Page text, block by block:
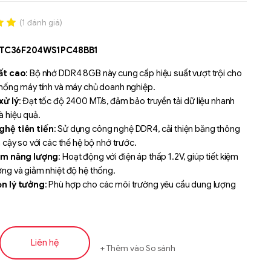
(1 đánh giá)
cao: Bộ nhớ DDR4 8GB này cung cấp hiệu suất vượt trội cho
máy tính và máy chủ doanh nghiệp.
lý: Đạt tốc độ 2400 MT/s, đảm bảo truyền tải dữ liệu nhanh
hiệu quả.
tiên tiến: Sử dụng công nghệ DDR4, cải thiện băng thông
cậy so với các thế hệ bộ nhớ trước.
năng lượng: Hoạt động với điện áp thấp 1.2V, giúp tiết kiệm
và giảm nhiệt độ hệ thống.
lý tưởng: Phù hợp cho các môi trường yêu cầu dung lượng
dài.
tương thích
: Dễ dàng tích hợp với các hệ thống sử dụng bộ
Liên hệ Thêm vào So sánh
Liên hệ